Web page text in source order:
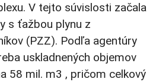
V tejto súvislosti začala
s ťažbou plynu z
(PZZ). Podľa agentúry
uskladnených objemov
58 mil. m3 , pričom celkový